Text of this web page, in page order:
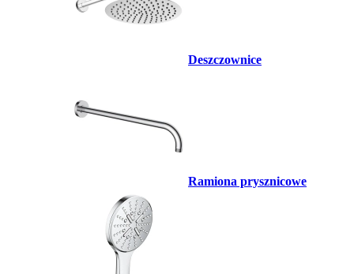
Deszczownice
Ramiona prysznicowe